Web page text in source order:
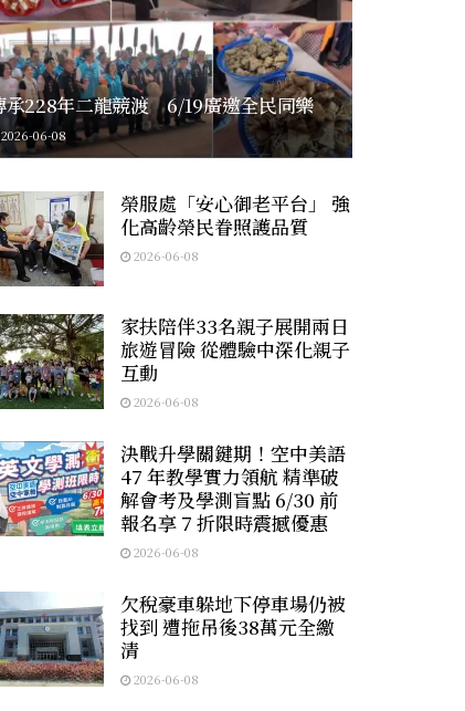
承228年二龍競渡 6/19廣邀全民同樂
06-08
榮服處「安心御老平台」 強
化高齡榮民眷照護品質
2026-06-08
家扶陪伴33名親子展開兩日
旅遊冒險 從體驗中深化親子
互動
2026-06-08
決戰升學關鍵期！空中美語
47 年教學實力領航 精準破
解會考及學測盲點 6/30 前
報名享 7 折限時震撼優惠
2026-06-08
欠稅豪車躲地下停車場仍被
找到 遭拖吊後38萬元全繳
清
2026-06-08